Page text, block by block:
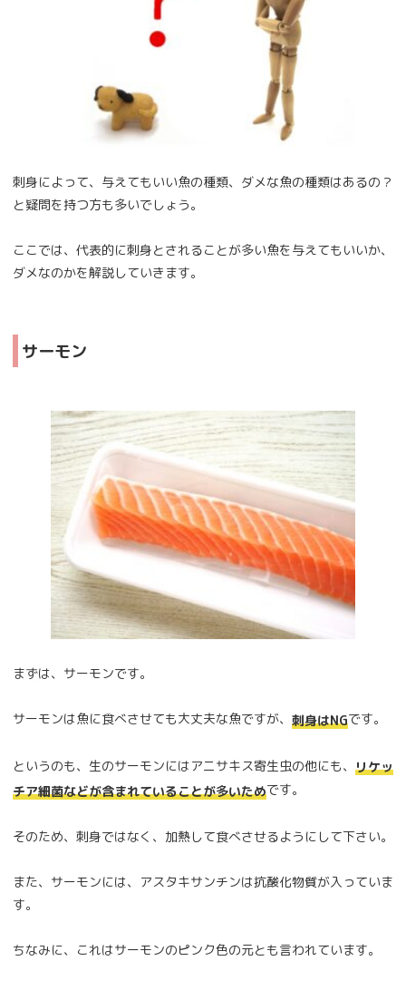
刺身によって、与えてもいい魚の種類、ダメな魚の種類はあるの？
と疑問を持つ方も多いでしょう。
ここでは、代表的に刺身とされることが多い魚を与えてもいいか、
ダメなのかを解説していきます。
サーモン
まずは、サーモンです。
サーモンは魚に食べさせても大丈夫な魚ですが、 刺身はNGです。
というのも、生のサーモンにはアニサキス寄生虫の他にも、 リケッ
チア細菌などが含まれていることが多いためです。
そのため、刺身ではなく、加熱して食べさせるようにして下さい。
また、サーモンには、アスタキサンチンは抗酸化物質が入っていま
す。
ちなみに、これはサーモンのピンク色の元とも言われています。